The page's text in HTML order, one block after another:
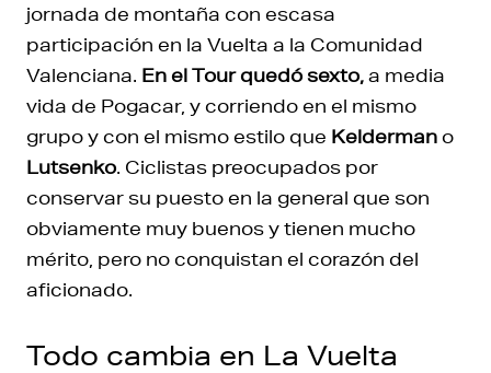
jornada de montaña con escasa
participación en la Vuelta a la Comunidad
Valenciana. En el Tour quedó sexto,a media
vida de Pogacar, y corriendo en el mismo
grupo y con el mismo estilo que Keldermano
Lutsenko. Ciclistas preocupados por
conservar su puesto en la general que son
obviamente muy buenos y tienen mucho
mérito, pero no conquistan el corazón del
aficionado.
Todo cambia en La Vuelta